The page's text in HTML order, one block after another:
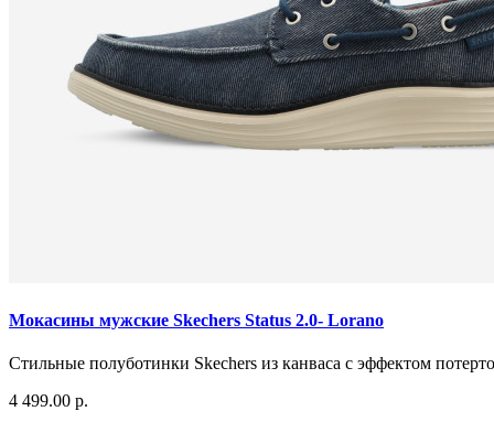
Мокасины мужские Skechers Status 2.0- Lorano
Стильные полуботинки Skechers из канваса с эффектом
4 499.00 р.